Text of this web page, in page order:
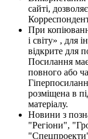
сайті,
При
і світу» , для
відкрите для
Посилання
повного або
розміщена в
матеріалу.
Новини з
"Регіони",